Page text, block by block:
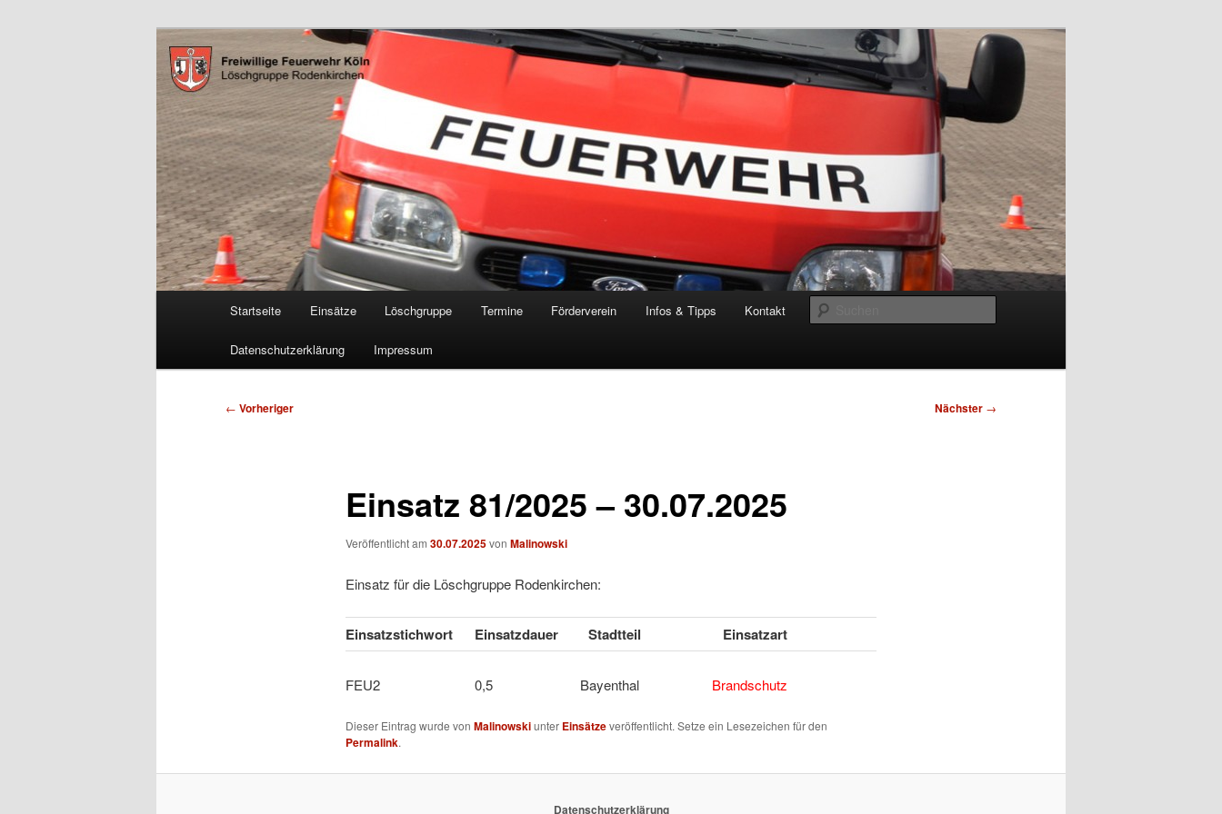
FF Köln, LG RD
Freiwillige Feuerwehr Köln, Löschgruppe Rodenkirchen
Startseite Einsätze Löschgruppe Termine Förderverein Infos & Tipps Kontakt
Datenschutzerklärung Impressum
Beitragsnavigation
← Vorheriger Nächster →
Einsatz 81/2025 – 30.07.2025
Veröffentlicht am 30.07.2025von Malinowski
Einsatz für die Löschgruppe Rodenkirchen:
Einsatzstichwort Einsatzdauer Stadtteil Einsatzart
FEU2 0,5 Bayenthal Brandschutz
Dieser Eintrag wurde von Malinowskiunter Einsätzeveröffentlicht. Setze ein Lesezeichen für den
Permalink.
Datenschutzerklärung